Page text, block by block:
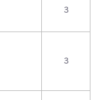
3
3